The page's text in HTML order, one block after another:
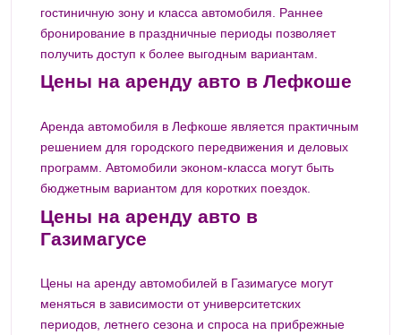
гостиничную зону и класса автомобиля. Раннее
бронирование в праздничные периоды позволяет
получить доступ к более выгодным вариантам.
Цены на аренду авто в Лефкоше
Аренда автомобиля в Лефкоше является практичным
решением для городского передвижения и деловых
программ. Автомобили эконом-класса могут быть
бюджетным вариантом для коротких поездок.
Цены на аренду авто в
Газимагусе
Цены на аренду автомобилей в Газимагусе могут
меняться в зависимости от университетских
периодов, летнего сезона и спроса на прибрежные